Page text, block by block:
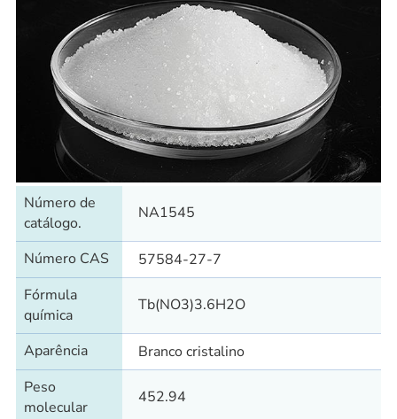
Número de
catálogo.
NA1545
Número CAS
57584-27-7
Fórmula
química
Tb(NO3)3.6H2O
Aparência
Branco cristalino
Peso
molecular
452.94